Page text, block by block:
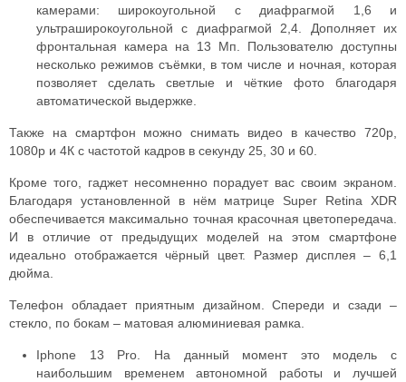
камерами: широкоугольной с диафрагмой 1,6 и
ультраширокоугольной с диафрагмой 2,4. Дополняет их
фронтальная камера на 13 Мп. Пользователю доступны
несколько режимов съёмки, в том числе и ночная, которая
позволяет сделать светлые и чёткие фото благодаря
автоматической выдержке.
Также на смартфон можно снимать видео в качество 720р,
1080р и 4К с частотой кадров в секунду 25, 30 и 60.
Кроме того, гаджет несомненно порадует вас своим экраном.
Благодаря установленной в нём матрице Super Retina XDR
обеспечивается максимально точная красочная цветопередача.
И в отличие от предыдущих моделей на этом смартфоне
идеально отображается чёрный цвет. Размер дисплея – 6,1
дюйма.
Телефон обладает приятным дизайном. Спереди и сзади –
стекло, по бокам – матовая алюминиевая рамка.
Iphone 13 Pro. На данный момент это модель с
наибольшим временем автономной работы и лучшей